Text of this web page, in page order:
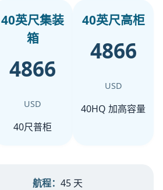
40英尺集装
箱
4866
USD
40尺普柜
40英尺高柜
4866
USD
40HQ 加高容量
航程： 45 天